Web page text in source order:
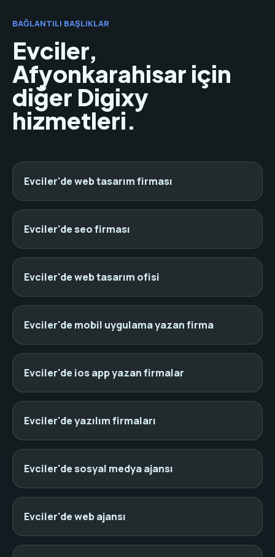
BAĞLANTILI BAŞLIKLAR
Evciler,
Afyonkarahisar için
diğer Digixy
hizmetleri.
Evciler'de web tasarım firması
Evciler'de seo firması
Evciler'de web tasarım ofisi
Evciler'de mobil uygulama yazan firma
Evciler'de ios app yazan firmalar
Evciler'de yazılım firmaları
Evciler'de sosyal medya ajansı
Evciler'de web ajansı